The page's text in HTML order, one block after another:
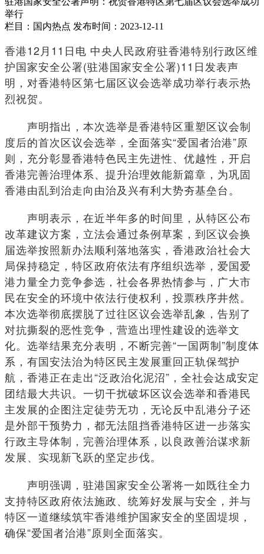
举行
栏目：国内热点 发布时间：2023-12-11
香港12月11日电 中央人民政府驻香港特别行政区维
护国家安全公署(驻港国家安全公署)11日发表声
明，对香港特区第七届区议会选举成功举行表示热
烈祝贺。
声明指出，本次选举是香港特区重塑区议会制
度后的首次区议会选举，全面落实“爱国者治港”原
则，充分彰显香港特色民主先进性、优越性，开启
香港完善治理体系、提升治理效能新篇章，为巩固
香港由乱到治走向由治及兴有利大势夯基垒台。
声明表示，在近半年多的时间里，从特区公布
改革建议方案，立法会通过条例草案，到区议会换
届选举按照新办法顺利落地落实，香港政治社会大
局保持稳定，特区政府依法有序组织选举，爱国爱
港力量全力竞争参选，社会各界热情参与，广大市
民在安全的环境中依法行使权利，投票秩序井然。
本次选举彻底摆脱了过往区议会选举乱象，告别了
对抗撕裂的恶性竞争，营造出理性建设的选举文
化。选举结果充分表明，不断完善“一国两制”制度体
系，有国安法治为特区民主发展重回正轨保驾护
航，香港正在走出“泛政治化泥沼”，全社会达成安定
团结最大共识。一切干扰破坏区议会选举和香港民
主发展的企图注定徒劳无功，无论反中乱港分子还
是外部干预势力，都无法阻挡香港特区进一步落实
行政主导体制，完善治理体系，以良政善治谋求新
发展、实现新飞跃的坚定步伐。
声明强调，驻港国家安全公署将一如既往全力
支持特区政府依法施政、统筹好发展与安全，并与
特区一道继续筑牢香港维护国家安全的坚固堤坝，
确保“爱国者治港”原则全面落实。